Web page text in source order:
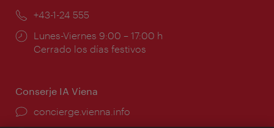
Teléfono:
+43-1-24 555
Horarios
de
Lunes-Viernes 9:00 – 17:00 h
Cerrado los días festivos
Conserje IA Viena
concierge.vienna.info